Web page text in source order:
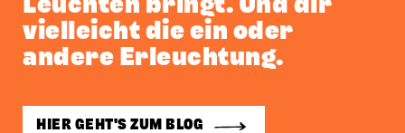
vielleicht die ein oder
andere Erleuchtung.
HIER GEHT'S ZUM BLOG